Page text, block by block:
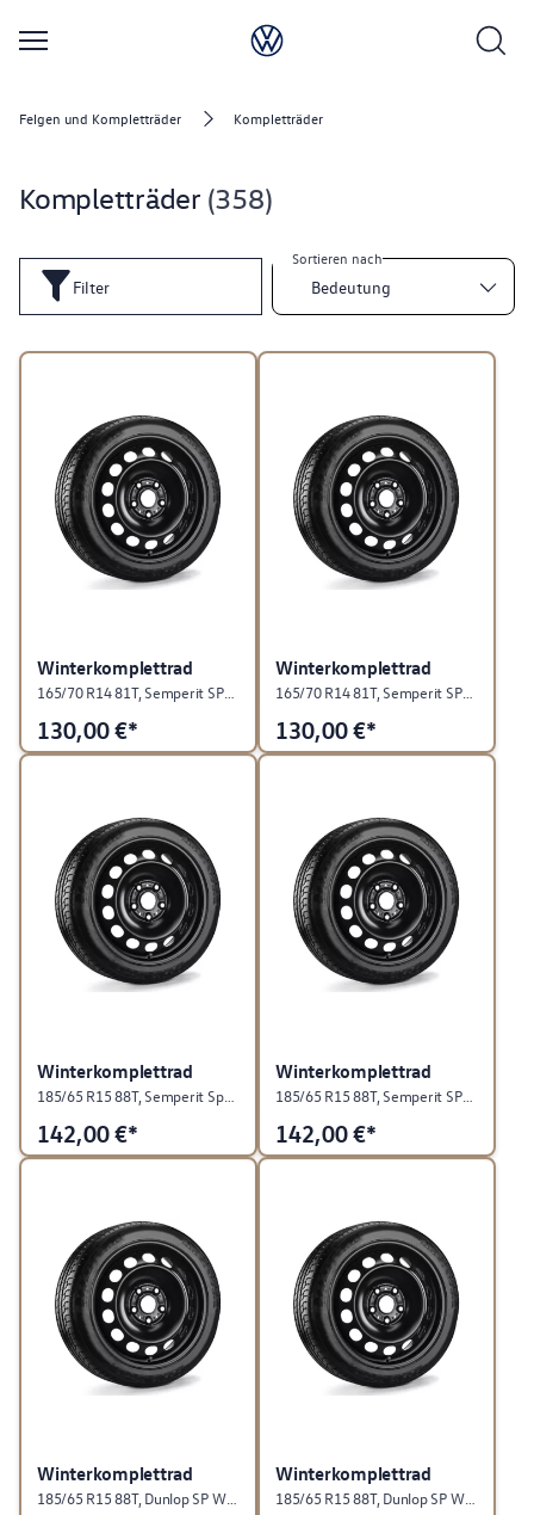
Felgen und Kompletträder Kompletträder
Kompletträder 358
Filter
Sortieren nach
Bedeutung
Winterkomplettrad
165/70 R14 81T, Semperit SPEED-GRIP 5, "Stahl", Schwarz, rechts
130,00€*
Winterkomplettrad
165/70 R14 81T, Semperit SPEED-GRIP 5, Stahl, Schwarz, links
130,00€*
Winterkomplettrad
185/65 R15 88T, Semperit Speed-Grip 5, Stahl, Rallyeschwarz, rechts
142,00€*
Winterkomplettrad
185/65 R15 88T, Semperit SPEED-GRIP 5, Stahl, Rallyeschwarz, links
142,00€*
Winterkomplettrad
185/65 R15 88T, Dunlop SP Winter Response 2, Stahl, Rallyeschwarz, rechts
Winterkomplettrad
185/65 R15 88T, Dunlop SP Winter Response 2, Stahl, Rallyeschwarz, links